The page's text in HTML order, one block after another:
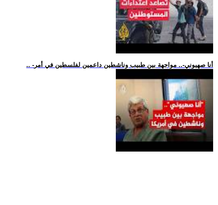
.. -أنا صهيوني-.. مواجهة بين طبيب وناشطين داعمين لفلسطين في أمر